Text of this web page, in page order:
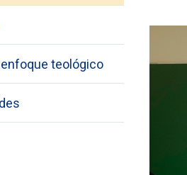
teológico